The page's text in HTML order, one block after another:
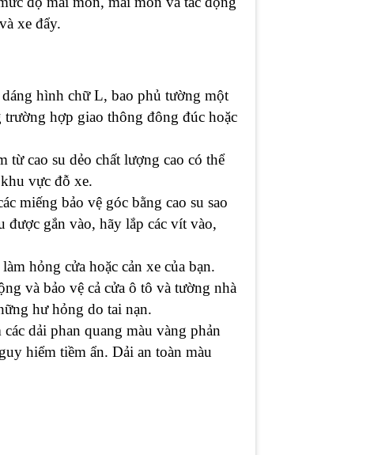
xe đẩy.
hình chữ L, bao phủ tường một
trường hợp giao thông đông đúc hoặc
từ cao su dẻo chất lượng cao có thể
vực đỗ xe.
miếng bảo vệ góc bằng cao su sao
được gắn vào, hãy lắp các vít vào,
hỏng cửa hoặc cản xe của bạn.
và bảo vệ cả cửa ô tô và tường nhà
hư hỏng do tai nạn.
dải phan quang màu vàng phản
hiểm tiềm ẩn. Dải an toàn màu